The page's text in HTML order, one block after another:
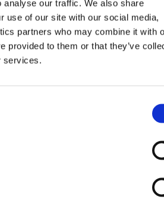
analyse our traffic. We also share
use of our site with our social media,
partners who may combine it with
provided to them or that they’ve
services.